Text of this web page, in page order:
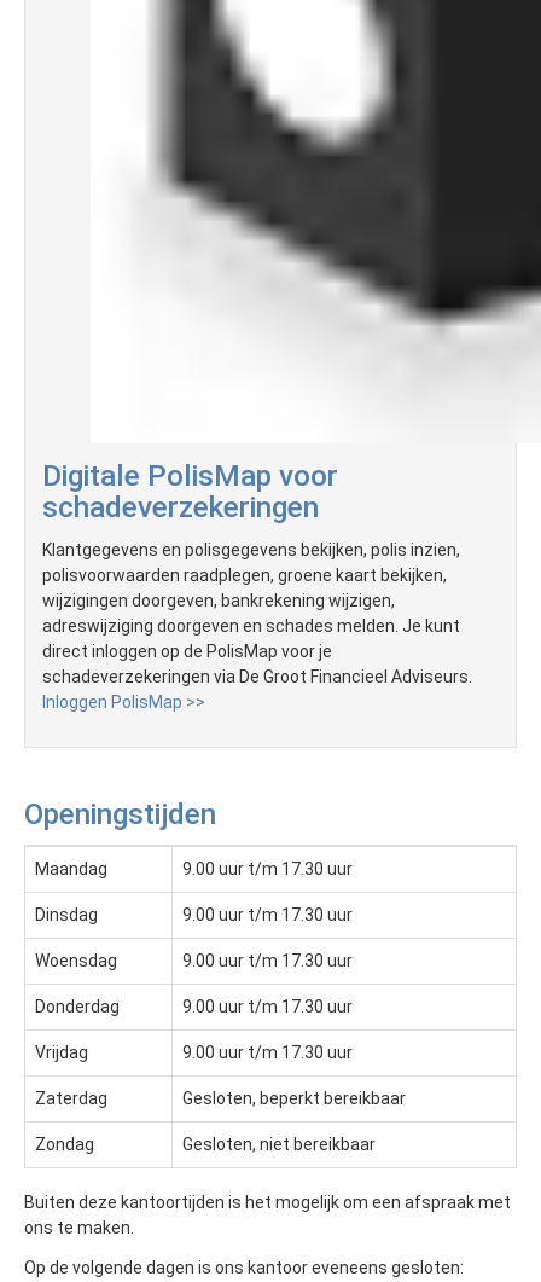
Digitale PolisMap voor
schadeverzekeringen
Klantgegevens en polisgegevens bekijken, polis inzien,
polisvoorwaarden raadplegen, groene kaart bekijken,
wijzigingen doorgeven, bankrekening wijzigen,
adreswijziging doorgeven en schades melden. Je kunt
direct inloggen op de PolisMap voor je
schadeverzekeringen via De Groot Financieel Adviseurs.
Inloggen PolisMap >>
Openingstijden
Maandag 9.00 uur t/m 17.30 uur
Dinsdag 9.00 uur t/m 17.30 uur
Woensdag 9.00 uur t/m 17.30 uur
Donderdag 9.00 uur t/m 17.30 uur
Vrijdag 9.00 uur t/m 17.30 uur
Zaterdag Gesloten, beperkt bereikbaar
Zondag Gesloten, niet bereikbaar
Buiten deze kantoortijden is het mogelijk om een afspraak met
ons te maken.
Op de volgende dagen is ons kantoor eveneens gesloten: